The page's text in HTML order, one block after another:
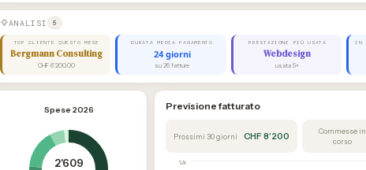
ANALISI 5
TOP CLIENTE QUESTO MESE
Bergmann Consulting
CHF 6'200.00
DURATA MEDIA PAGAMENTO
24 giorni
su 26 fatture
PRESTAZIONE PIÙ USATA
Webdesign
usata 5×
Spese 2026
2'609
Previsione fatturato
Prossimi 30 giorni CHF 8’200
Commesse in
corso
12k